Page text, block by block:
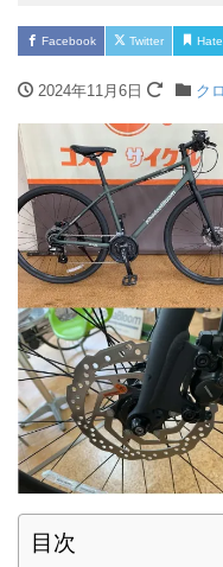
Facebook Twitter
2024年11月6日 ク
目次